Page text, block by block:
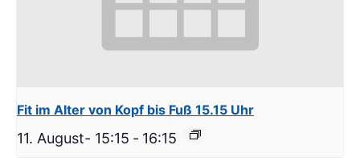
Fit im Alter von Kopf bis Fuß 15.15 Uhr
11. August- 15:15 - 16:15